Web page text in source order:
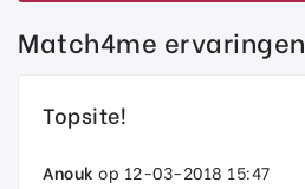
Match4me ervaringen
Topsite!
Anouk op 12-03-2018 15:47